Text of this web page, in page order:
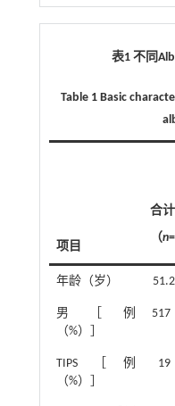
表1 不同
Table 1 Basic
项目
合计
（n
年龄（岁）
男［例
（%）］
517
TIPS［例
（%）］
19